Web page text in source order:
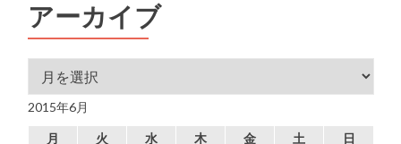
アーカイブ
アーカイブ
2015年6月
月 火 水 木 金 土
日